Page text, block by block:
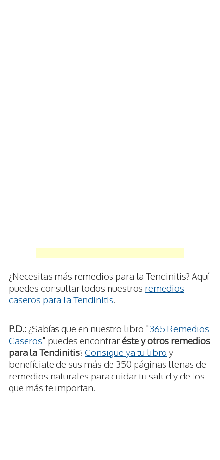
¿Necesitas más remedios para la Tendinitis? Aquí
puedes consultar todos nuestros remedios
caseros para la Tendinitis
P.D.: ¿Sabías que en nuestro libro "365 Remedios
Caseros" puedes encontraréste y otros remedios
para la Tendinitis? Consigue ya tu libro y
benefíciate de sus más de 350 páginas llenas de
remedios naturales para cuidar tu salud y de los
que más te importan.